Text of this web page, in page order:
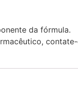
da fórmula.